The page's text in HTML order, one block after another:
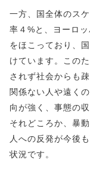
一方、国全体のス
率４%と、ヨーロ
をほこっており、
けています。この
されず社会からも
関係ない人や遠く
向が強く、事態の
それどころか、暴
人への反発が今後
状況です。